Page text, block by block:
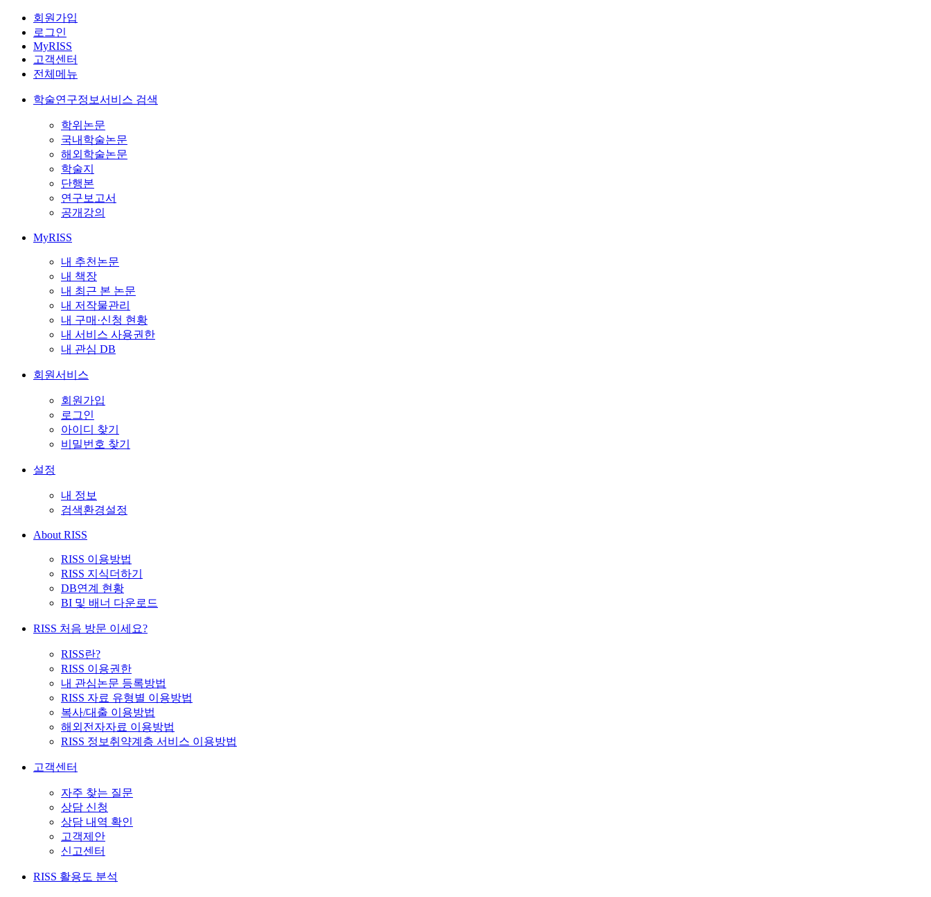
회원가입
로그인
MyRISS
고객센터
전체메뉴
학술연구정보서비스 검색
학위논문
국내학술논문
해외학술논문
학술지
단행본
연구보고서
공개강의
MyRISS
내 추천논문
내 책장
내 최근 본 논문
내 저작물관리
내 구매·신청 현황
내 서비스 사용권한
내 관심 DB
회원서비스
회원가입
로그인
아이디 찾기
비밀번호 찾기
설정
내 정보
검색환경설정
About RISS
RISS 이용방법
RISS 지식더하기
DB연계 현황
BI 및 배너 다운로드
RISS 처음 방문 이세요?
RISS란?
RISS 이용권한
내 관심논문 등록방법
RISS 자료 유형별 이용방법
복사/대출 이용방법
해외전자자료 이용방법
RISS 정보취약계층 서비스 이용방법
고객센터
자주 찾는 질문
상담 신청
상담 내역 확인
고객제안
신고센터
RISS 활용도 분석